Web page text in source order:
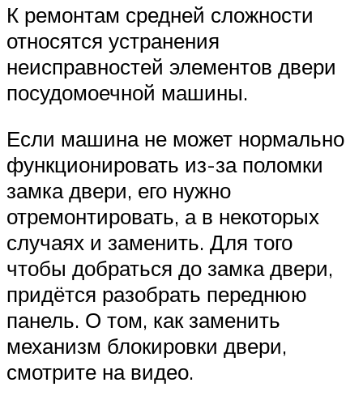
К ремонтам средней сложности
относятся устранения
неисправностей элементов двери
посудомоечной машины.
Если машина не может нормально
функционировать из-за поломки
замка двери, его нужно
отремонтировать, а в некоторых
случаях и заменить. Для того
чтобы добраться до замка двери,
придётся разобрать переднюю
панель. О том, как заменить
механизм блокировки двери,
смотрите на видео.